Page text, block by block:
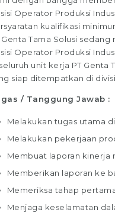
Operator Produksi
kualifikasi
Genta Tama Solusi
Operator Produksi
unit kerja PT Genta
siap ditempatkan di
/ Tanggung Jawab :
Melakukan tugas utama
Melakukan pekerjaan
Membuat laporan kinerja
Memberikan laporan ke
Memeriksa tahap
Menjaga keselamatan